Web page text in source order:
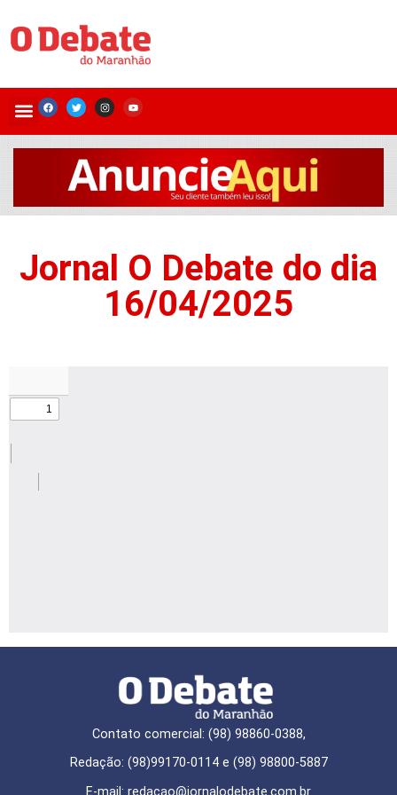
Jornal O Debate do dia
16/04/2025
Contato comercial: (98) 98860-0388,
Redação: (98)99170-0114 e (98) 98800-5887
E-mail: redaçao@jornalodebate.com.br